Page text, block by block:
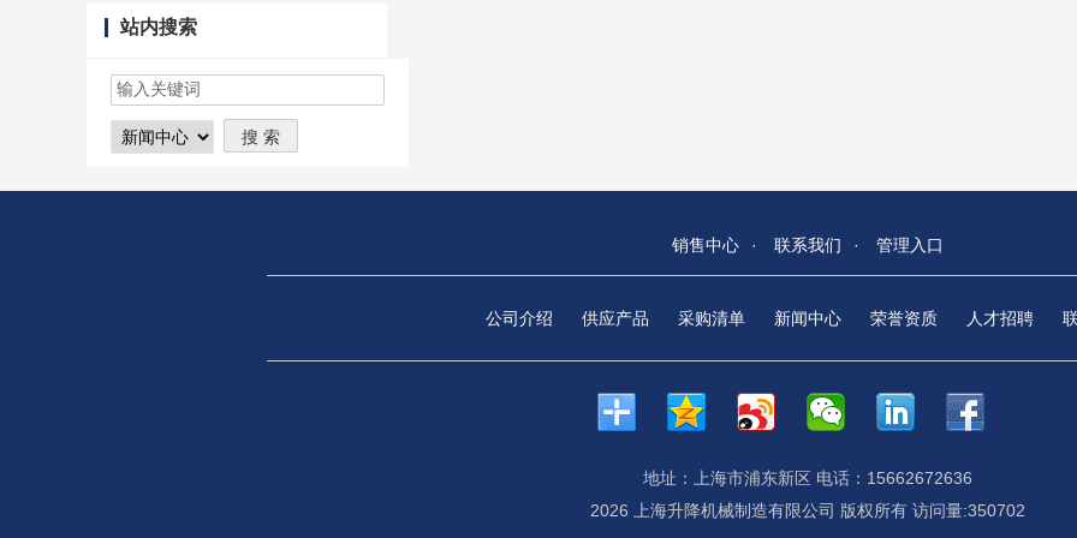
站内搜索
销售中心 · 联系我们 · 管理入口
公司介绍 供应产品 采购清单 新闻中心 荣誉资质 人才招聘
地址：上海市浦东新区 电话：15662672636
2026 上海升降机械制造有限公司 版权所有 访问量:350702